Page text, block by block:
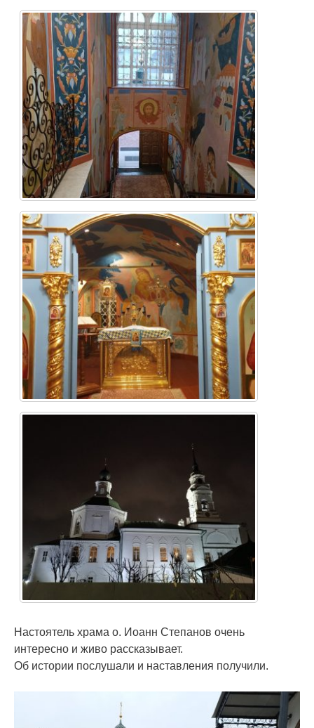
Настоятель храма о. Иоанн Степанов очень
интересно и живо рассказывает.
Об истории послушали и наставления получили.